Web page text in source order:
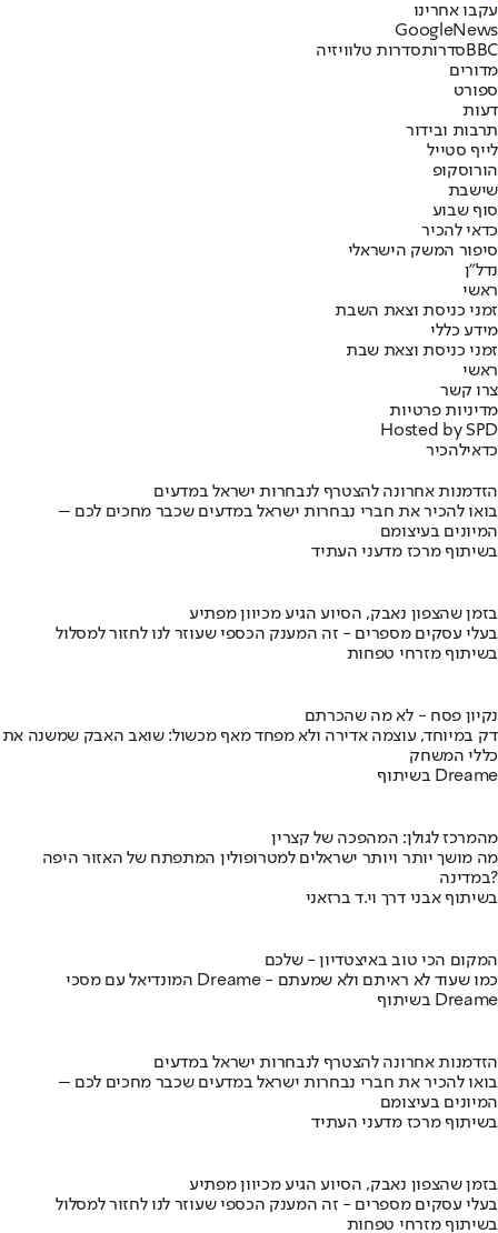
עקבו אחרינו
Googl eNews
BBCסדרותסדרות טלוויזיה
מדורים
ספורט
דעות
תרבות ובידור
לייף סטייל
הורוסקופ
שישבת
סוף שבוע
כדאי להכיר
סיפור המשק הישראלי
נדל"ן
ראשי
זמני כניסת וצאת השבת
מידע כללי
זמני כניסת וצאת שבת
ראשי
צרו קשר
מדיניות פרטיות
Hosted by SPD
כדאילהכיר
הזדמנות אחרונה להצטרף לנבחרות ישראל במדעים
בואו להכיר את חברי נבחרות ישראל במדעים שכבר מחכים לכם –
המיונים בעיצומם
בשיתוף מרכז מדעני העתיד
בזמן שהצפון נאבק, הסיוע הגיע מכיוון מפתיע
בעלי עסקים מספרים - זה המענק הכספי שעוזר לנו לחזור למסלול
בשיתוף מזרחי טפחות
נקיון פסח - לא מה שהכרתם
דק במיוחד, עוצמה אדירה ולא מפחד מאף מכשול: שואב האבק שמשנה את
כללי המשחק
בשיתוף Dreame
מהמרכז לגולן: המהפכה של קצרין
מה מושך יותר ויותר ישראלים למטרופולין המתפתח של האזור היפה
במדינה?
בשיתוף אבני דרך וי.ד ברזאני
המקום הכי טוב באיצטדיון - שלכם
המונדיאל עם מסכי Dreame - כמו שעוד לא ראיתם ולא שמעתם
בשיתוף Dreame
הזדמנות אחרונה להצטרף לנבחרות ישראל במדעים
בואו להכיר את חברי נבחרות ישראל במדעים שכבר מחכים לכם –
המיונים בעיצומם
בשיתוף מרכז מדעני העתיד
בזמן שהצפון נאבק, הסיוע הגיע מכיוון מפתיע
בעלי עסקים מספרים - זה המענק הכספי שעוזר לנו לחזור למסלול
בשיתוף מזרחי טפחות